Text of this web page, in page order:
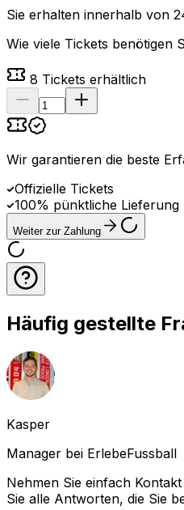
Sie erhalten innerhalb von
Wie viele Tickets benötigen
8 Tickets erhältlich
Wir garantieren die beste
Offizielle Tickets
100% pünktliche Lieferung
Weiter zur Zahlung
Häufig gestellte
Kasper
Manager bei ErlebeFussball
Nehmen Sie einfach
Sie alle Antworten, die Sie